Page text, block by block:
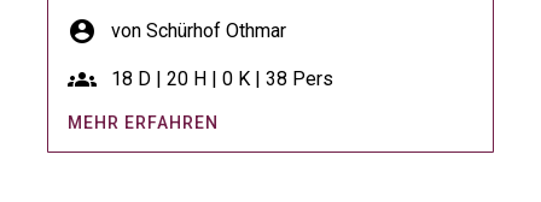
account_circle von Schürhof Othmar
groups 18 D | 20 H | 0 K | 38 Pers
MEHR ERFAHREN